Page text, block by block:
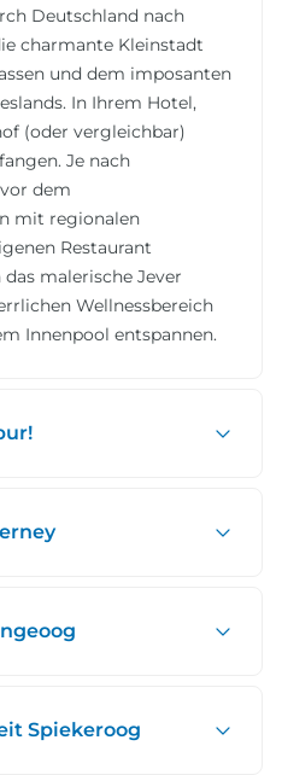
Deutschland nach
charmante Kleinstadt
und dem imposanten
In Ihrem Hotel,
(oder vergleichbar)
Je nach
dem
mit regionalen
Restaurant
malerische Jever
Wellnessbereich
Innenpool entspannen.
Spiekeroog